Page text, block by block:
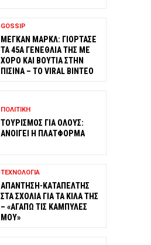
GOSSIP
ΜΕΓΚΑΝ ΜΑΡΚΛ: ΓΙΟΡΤΑΣΕ
ΤΑ 45Α ΓΕΝΕΘΛΙΑ ΤΗΣ ΜΕ
ΧΟΡΟ ΚΑΙ ΒΟΥΤΙΑ ΣΤΗΝ
ΠΙΣΙΝΑ – ΤΟ VIRAL ΒΙΝΤΕΟ
ΠΟΛΙΤΙΚΗ
ΤΟΥΡΙΣΜΟΣ ΓΙΑ ΟΛΟΥΣ:
ΑΝΟΙΓΕΙ Η ΠΛΑΤΦΟΡΜΑ
ΤΕΧΝΟΛΟΓΙΑ
ΑΠΑΝΤΗΣΗ-ΚΑΤΑΠΕΛΤΗΣ
ΣΤΑ ΣΧΟΛΙΑ ΓΙΑ ΤΑ ΚΙΛΑ ΤΗΣ
– «ΑΓΑΠΩ ΤΙΣ ΚΑΜΠΥΛΕΣ
ΜΟΥ»